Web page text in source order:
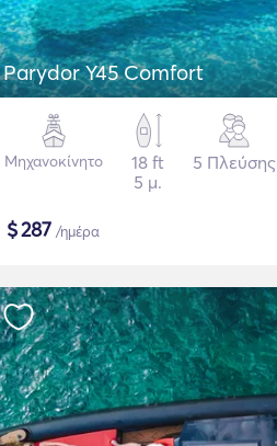
Parydor Y45 Comfort
Μηχανοκίνητο
18 ft
5 μ.
5 Πλεύσης
$287 /ημέρα